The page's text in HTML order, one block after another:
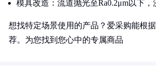
模具改造：流道抛光至Ra0.2μm以下，
想找特定场景使用的产品？爱采购能根
荐。为您找到您心中的专属商品